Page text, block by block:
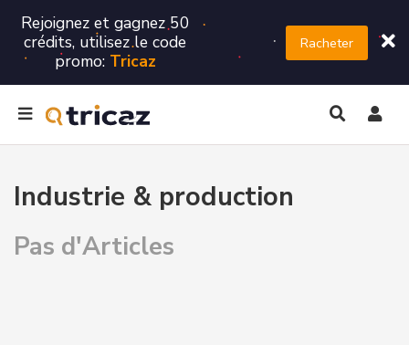
Rejoignez et gagnez 50
crédits, utilisez le code
promo: Tricaz
Racheter
Industrie & production
Pas d'Articles